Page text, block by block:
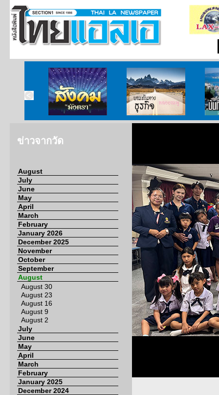
สังคมมังตรา บนเส้นทางธุรกิจ บั
ข่าวจากวัด
August
July
June
May
April
March
February
January 2026
December 2025
November
October
September
August
August 30
August 23
August 16
August 9
August 2
July
June
May
April
March
February
January 2025
December 2024